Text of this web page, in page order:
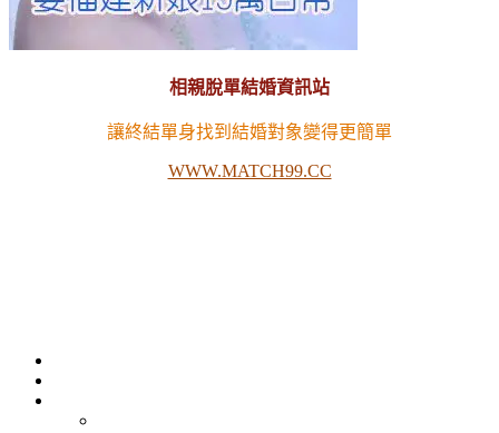
相親脫單結婚資訊站
讓終結單身找到結婚對象變得更簡單
WWW.MATCH99.CC